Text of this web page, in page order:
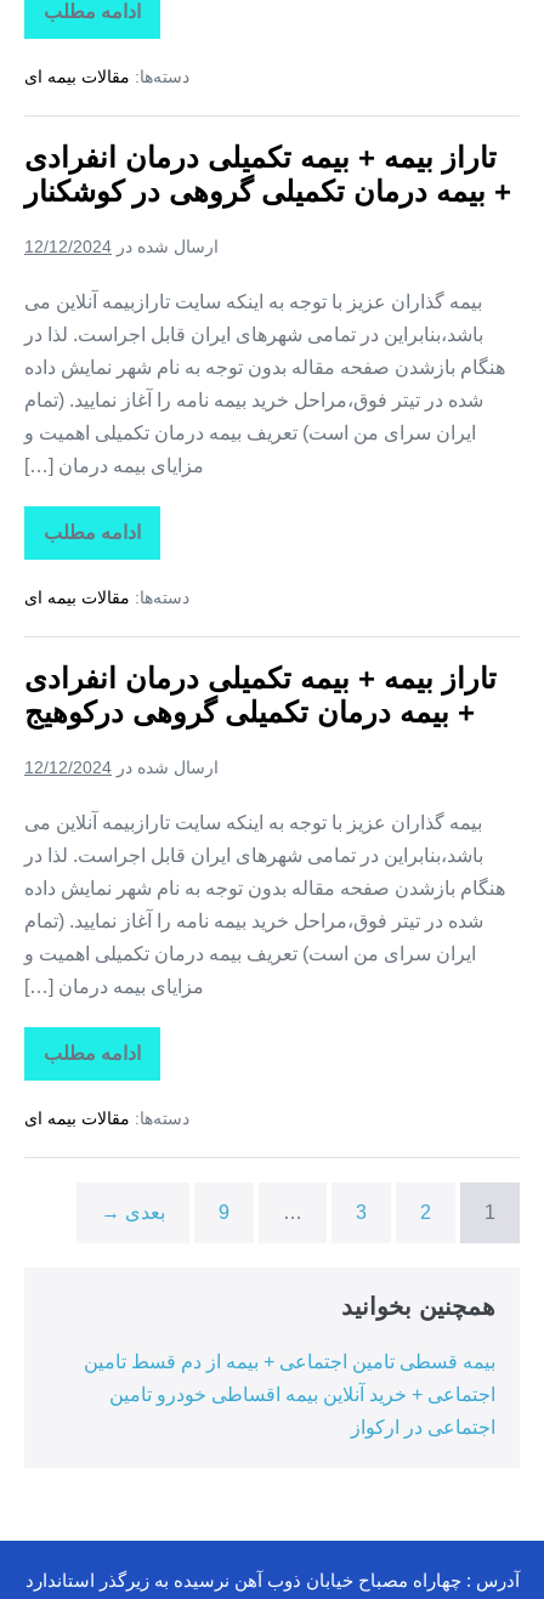
ادامه مطلب
تاراز
بیمه
بیمه
درمان
+
بیمه
درمان
تکمیلی
در
دسته‌ها: مقالات بیمه ای
تاراز بیمه + بیمه تکمیلی درمان انفرادی
+ بیمه درمان تکمیلی گروهی در کوشکنار
ارسال شده در 12/12/2024
بیمه گذاران عزیز با توجه به اینکه سایت تارازبیمه آنلاین می
باشد،بنابراین در تمامی شهرهای ایران قابل اجراست. لذا در
هنگام بازشدن صفحه مقاله بدون توجه به نام شهر نمایش داده
شده در تیتر فوق،مراحل خرید بیمه نامه را آغاز نمایید. (تمام
ایران سرای من است) تعریف بیمه درمان تکمیلی اهمیت و
مزایای بیمه درمان […]
ادامه مطلب
تاراز
بیمه
بیمه
درمان
+
بیمه
درمان
تکمیلی
در
دسته‌ها: مقالات بیمه ای
تاراز بیمه + بیمه تکمیلی درمان انفرادی
+ بیمه درمان تکمیلی گروهی درکوهیج
ارسال شده در 12/12/2024
بیمه گذاران عزیز با توجه به اینکه سایت تارازبیمه آنلاین می
باشد،بنابراین در تمامی شهرهای ایران قابل اجراست. لذا در
هنگام بازشدن صفحه مقاله بدون توجه به نام شهر نمایش داده
شده در تیتر فوق،مراحل خرید بیمه نامه را آغاز نمایید. (تمام
ایران سرای من است) تعریف بیمه درمان تکمیلی اهمیت و
مزایای بیمه درمان […]
ادامه مطلب
تاراز
بیمه
بیمه
درمان
دسته‌ها: مقالات بیمه ای
1
2
3
…
9 بعدی →
همچنین بخوانید
بیمه قسطی تامین اجتماعی + بیمه از دم قسط تامین
اجتماعی + خرید آنلاین بیمه اقساطی خودرو تامین
اجتماعی در ارکواز
آدرس : چهاراه مصباح خیابان ذوب آهن نرسیده به زیرگذر استاندارد